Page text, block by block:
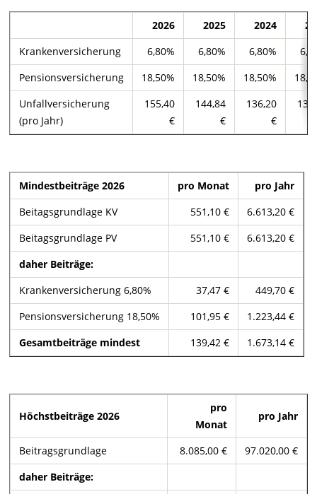
2026 2025 2024
Krankenversicherung
6,80% 6,80% 6,80%
Pensionsversicherung
18,50% 18,50% 18,50%
Unfallversicherung
(pro Jahr)
155,40
€
144,84
€
136,20
€
Mindestbeiträge 2026 pro Monat
pro Jahr
Beitagsgrundlage KV
551,10 €
6.613,20 €
Beitagsgrundlage PV
551,10 €
6.613,20 €
daher Beiträge:
Krankenversicherung 6,80%
37,47 €
449,70 €
Pensionsversicherung 18,50%
101,95 €
1.223,44 €
Gesamtbeiträge mindest
139,42 € 1.673,14 €
Höchstbeiträge 2026
pro
Monat
pro Jahr
Beitragsgrundlage 8.085,00 €
97.020,00 €
daher Beiträge: